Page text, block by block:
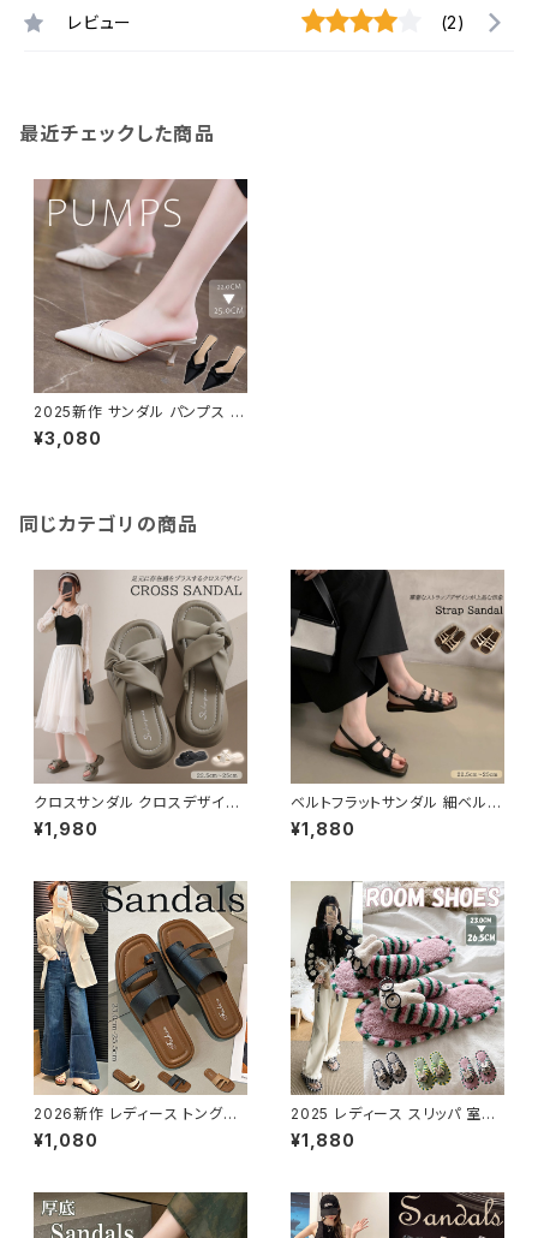
レビュー (2)
最近チェックした商品
2025新作 サンダル パンプス ミ
ュール 靴 チャンキーヒール 5c
m ポインテッドトゥ 太ヒール
¥3,080
同じカテゴリの商品
クロスサンダル クロスデザイン
夏サンダル リゾート 厚底 5.5C
M
¥1,980
ベルトフラットサンダル 細ベルト
夏サンダル オンオフ きれいめ ス
トラップ
¥1,880
2026新作 レディース トングサ
ンダル フラットサンダル ローヒ
ールサンダル 履きやすい
¥1,080
2025 レディース スリッパ 室内
サンダル ルームシューズ 可愛い
ウサギ ソフト 来客用 もこもこ
¥1,880